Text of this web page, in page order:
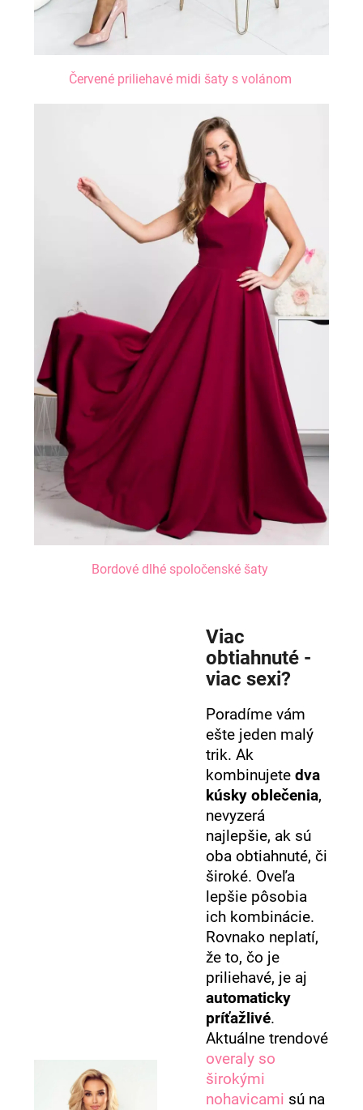
Červené priliehavé midi šaty s volánom
Bordové dlhé spoločenské šaty
Viac
obtiahnuté -
viac sexi?
Poradíme vám
ešte jeden malý
trik. Ak
kombinujete dva
kúsky oblečenia,
nevyzerá
najlepšie, ak sú
oba obtiahnuté, či
široké. Oveľa
lepšie pôsobia
ich kombinácie.
Rovnako neplatí,
že to, čo je
priliehavé, je aj
automaticky
príťažlivé.
Aktuálne trendové
overaly so
širokými
nohavicami sú na